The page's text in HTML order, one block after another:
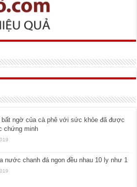
ngờ của cà phê với sức khỏe đã được
chứng minh
nước chanh đá ngon đều nhau 10 ly như 1